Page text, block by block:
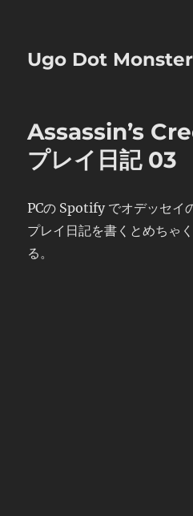
Ugo Dot Monster
Assassin’s
プレイ日記 03
PCの Spotify でオデッセイ
プレイ日記を書くとめちゃ
る。